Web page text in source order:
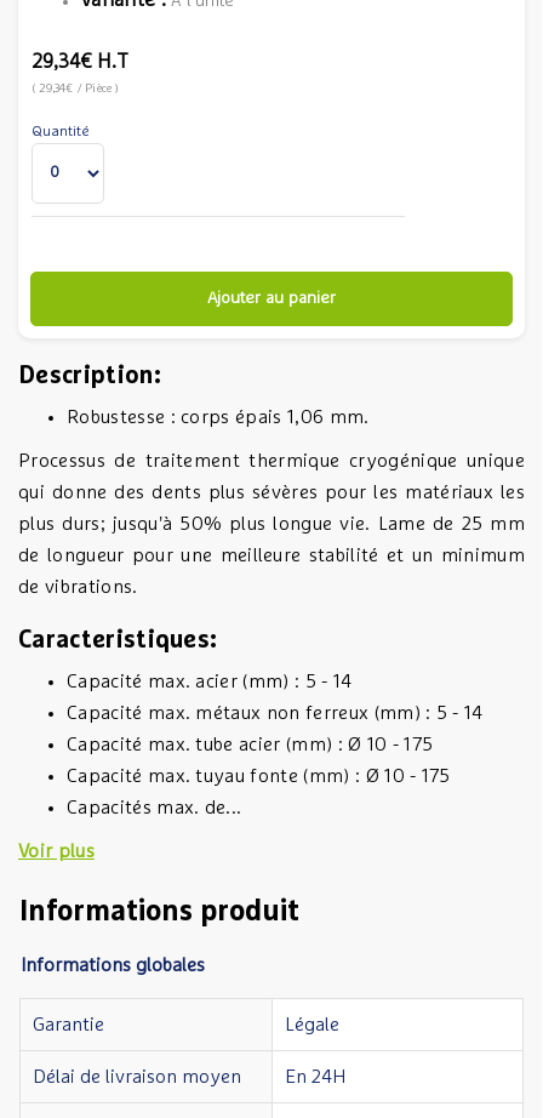
29,34€ H.T
(29,34€ / Pièce)
Quantité
Ajouter au panier
Description:
Robustesse : corps épais 1,06 mm.
Processus de traitement thermique cryogénique unique
qui donne des dents plus sévères pour les matériaux les
plus durs; jusqu'à 50% plus longue vie. Lame de 25 mm
de longueur pour une meilleure stabilité et un minimum
de vibrations.
Caracteristiques:
Capacité max. acier (mm) : 5 - 14
Capacité max. métaux non ferreux (mm) : 5 - 14
Capacité max. tube acier (mm) : Ø 10 - 175
Capacité max. tuyau fonte (mm) : Ø 10 - 175
Capacités max. de...
Voir plus
Informations produit
Informations globales
Garantie Légale
Délai de livraison moyen En 24H